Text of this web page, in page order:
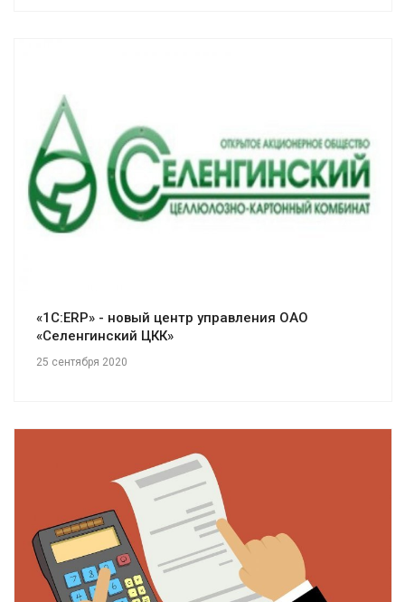
Смотреть проект
«1С:ERP» - новый центр управления ОАО
«Селенгинский ЦКК»
25 сентября 2020
Смотреть проект